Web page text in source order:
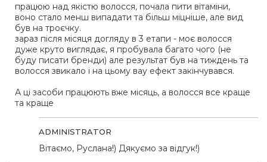
працюю над якістю волосся, почала пити вітаміни,
воно стало менш випадати та більш міцніше, але вид
був на троєчку.
зараз після місяця догляду в 3 етапи - моє волосся
дуже круто виглядає, я пробувала багато чого (не
буду писати бренди) але результат був на тиждень та
волосся звикало і на цьому вау ефект закінчувався.
А ці засоби працюють вже місяць, а волосся все краще
та краще
ADMINISTRATOR
Вітаємо, Руслана!) Дякуємо за відгук!)